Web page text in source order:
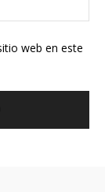
web en este